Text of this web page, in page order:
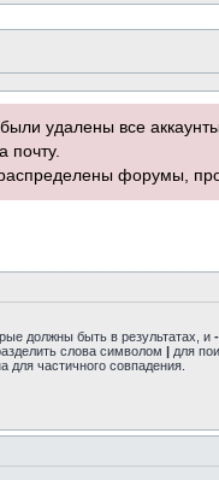
удалены все
почту.
форумы,
должны быть в результатах, и -
слова символом | для
для частичного совпадения.